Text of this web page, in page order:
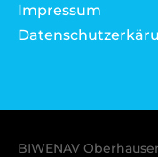
Impressum
BIWENAV